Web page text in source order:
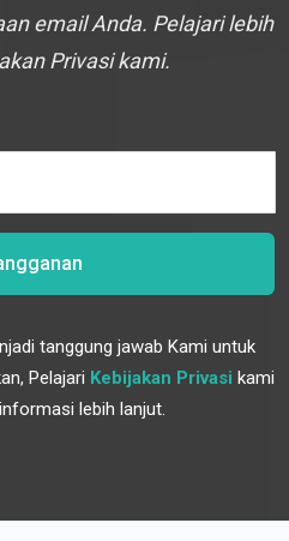
email Anda. Pelajari lebih
Privasi kami.
tanggung jawab Kami untuk
Pelajari Kebijakan Privasi kami
lebih lanjut.